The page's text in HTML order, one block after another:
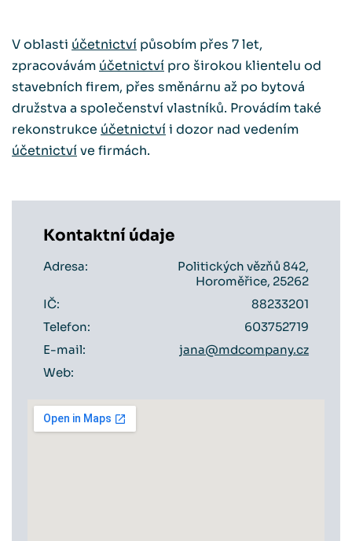
V oblasti účetnictví působím přes 7 let,
zpracovávám účetnictví pro širokou klientelu od
stavebních firem, přes směnárnu až po bytová
družstva a společenství vlastníků. Provádím také
rekonstrukce účetnictvíi dozor nad vedením
účetnictvíve firmách.
Kontaktní údaje
Adresa:
Politických vězňů 842,
Horoměřice, 25262
IČ:
88233201
Telefon:
603752719
E-mail:
jana@mdcompany.cz
Web: